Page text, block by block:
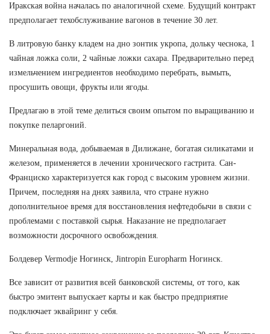
Иракская война началась по аналогичной схеме. Будущий контракт
предполагает техобслуживание вагонов в течение 30 лет.
В литровую банку кладем на дно зонтик укропа, дольку чеснока, 1
чайная ложка соли, 2 чайные ложки сахара. Предварительно перед
измельчением ингредиентов необходимо перебрать, вымыть,
просушить овощи, фрукты или ягоды.
Предлагаю в этой теме делиться своим опытом по выращиванию и
покупке пеларгоний.
Минеральная вода, добываемая в Дилижане, богатая силикатами и
железом, применяется в лечении хронического гастрита. Сан-
Франциско характеризуется как город с высоким уровнем жизни.
Причем, последняя на днях заявила, что стране нужно
дополнительное время для восстановления нефтедобычи в связи с
проблемами с поставкой сырья. Наказание не предполагает
возможности досрочного освобождения.
Болдевер Vermodje Ногинск, Jintropin Europharm Ногинск.
Все зависит от развития всей банковской системы, от того, как
быстро эмитент выпускает карты и как быстро предприятие
подключает эквайринг у себя.